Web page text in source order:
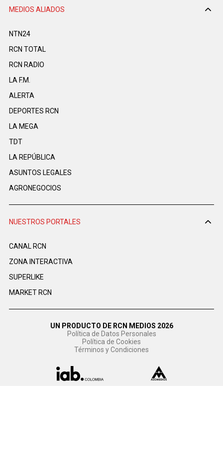
MEDIOS ALIADOS
NTN24
RCN TOTAL
RCN RADIO
LA F.M.
ALERTA
DEPORTES RCN
LA MEGA
TDT
LA REPÚBLICA
ASUNTOS LEGALES
AGRONEGOCIOS
NUESTROS PORTALES
CANAL RCN
ZONA INTERACTIVA
SUPERLIKE
MARKET RCN
UN PRODUCTO DE RCN MEDIOS 2026
Política de Datos Personales
Política de Cookies
Términos y Condiciones